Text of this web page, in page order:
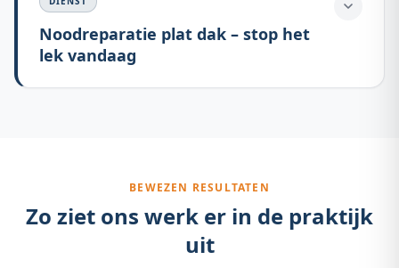
Noodreparatie plat dak – stop het
lek vandaag
BEWEZEN RESULTATEN
Zo ziet ons werk er in de praktijk
uit